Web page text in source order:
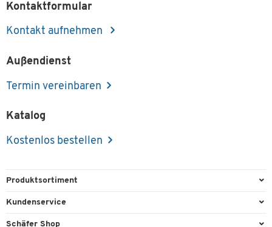
Kontaktformular
Kontakt aufnehmen
Außendienst
Termin vereinbaren
Katalog
Kostenlos bestellen
Produktsortiment
Büroausstattung
Kundenservice
Direktbestellung
Schäfer Shop